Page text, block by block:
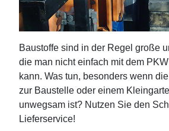
Baustoffe sind in der Regel große
die man nicht einfach mit dem
kann. Was tun, besonders wenn
zur Baustelle oder einem
unwegsam ist? Nutzen Sie den
Lieferservice!